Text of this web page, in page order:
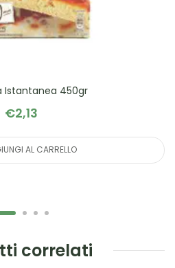
Istantanea 450gr
€2,13
AL CARRELLO
correlati